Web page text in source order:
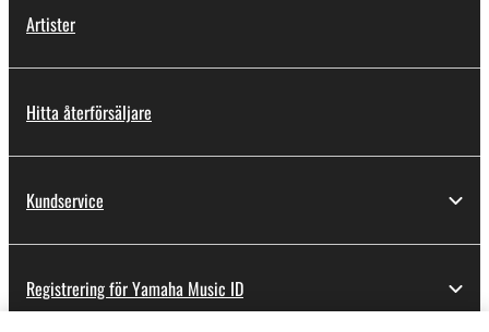
Artister
Hitta återförsäljare
Kundservice
Registrering för Yamaha Music ID